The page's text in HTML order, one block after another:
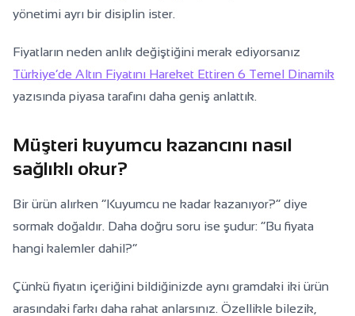
yönetimi ayrı bir disiplin ister.
Fiyatların neden anlık değiştiğini merak ediyorsanız
Türkiye’de Altın Fiyatını Hareket Ettiren 6 Temel Dinamik
yazısında piyasa tarafını daha geniş anlattık.
Müşteri kuyumcu kazancını nasıl
sağlıklı okur?
Bir ürün alırken “Kuyumcu ne kadar kazanıyor?” diye
sormak doğaldır. Daha doğru soru ise şudur: “Bu fiyata
hangi kalemler dahil?”
Çünkü fiyatın içeriğini bildiğinizde aynı gramdaki iki ürün
arasındaki farkı daha rahat anlarsınız. Özellikle bilezik,